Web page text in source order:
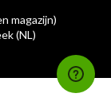
magazijn)
(NL)